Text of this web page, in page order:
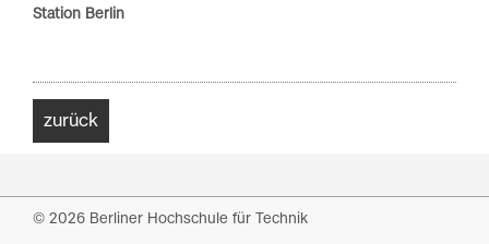
Station Berlin
zurück
© 2026 Berliner Hochschule für Technik